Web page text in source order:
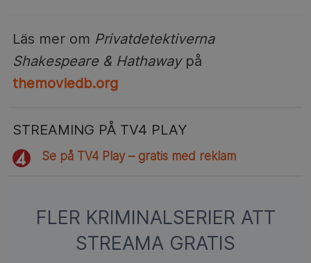
Läs mer om Privatdetektiverna
Shakespeare & Hathawaypå
themoviedb.org
STREAMING PÅ TV4 PLAY
Se på TV4 Play – gratis med reklam
FLER KRIMINALSERIER ATT
STREAMA GRATIS